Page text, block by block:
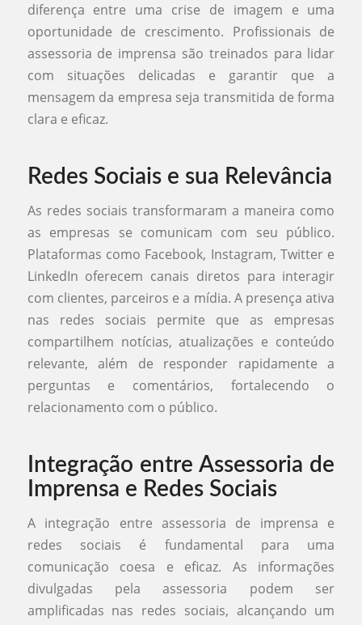
diferença entre uma crise de imagem e uma
oportunidade de crescimento. Profissionais de
assessoria de imprensa são treinados para lidar
com situações delicadas e garantir que a
mensagem da empresa seja transmitida de forma
clara e eficaz.
Redes Sociais e sua Relevância
As redes sociais transformaram a maneira como
as empresas se comunicam com seu público.
Plataformas como Facebook, Instagram, Twitter e
LinkedIn oferecem canais diretos para interagir
com clientes, parceiros e a mídia. A presença ativa
nas redes sociais permite que as empresas
compartilhem notícias, atualizações e conteúdo
relevante, além de responder rapidamente a
perguntas e comentários, fortalecendo o
relacionamento com o público.
Integração entre Assessoria de
Imprensa e Redes Sociais
A integração entre assessoria de imprensa e
redes sociais é fundamental para uma
comunicação coesa e eficaz. As informações
divulgadas pela assessoria podem ser
amplificadas nas redes sociais, alcançando um